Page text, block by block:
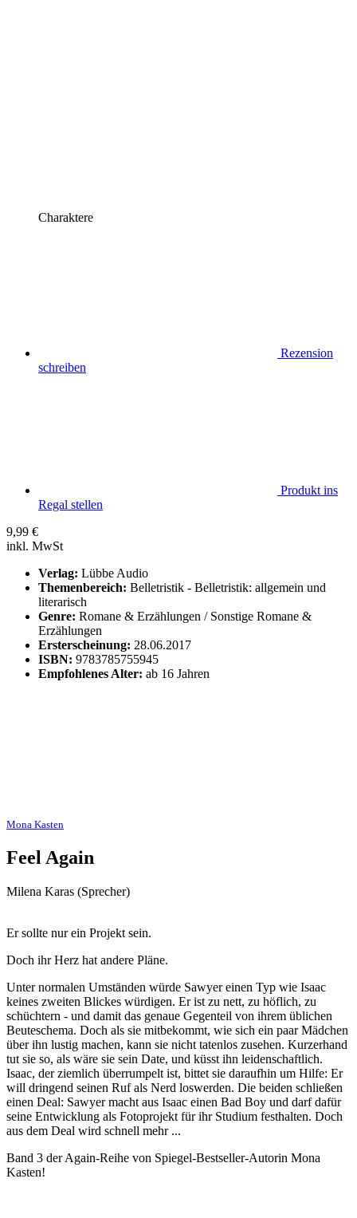
Charaktere
Rezension
schreiben
Produkt ins
Regal stellen
9,99 €
inkl. MwSt
Verlag: Lübbe Audio
Themenbereich: Belletristik - Belletristik: allgemein und
literarisch
Genre: Romane & Erzählungen / Sonstige Romane &
Erzählungen
Ersterscheinung: 28.06.2017
ISBN: 9783785755945
Empfohlenes Alter: ab 16 Jahren
Mona Kasten
Feel Again
Milena Karas (Sprecher)
Er sollte nur ein Projekt sein.
Doch ihr Herz hat andere Pläne.
Unter normalen Umständen würde Sawyer einen Typ wie Isaac
keines zweiten Blickes würdigen. Er ist zu nett, zu höflich, zu
schüchtern - und damit das genaue Gegenteil von ihrem üblichen
Beuteschema. Doch als sie mitbekommt, wie sich ein paar Mädchen
über ihn lustig machen, kann sie nicht tatenlos zusehen. Kurzerhand
tut sie so, als wäre sie sein Date, und küsst ihn leidenschaftlich.
Isaac, der ziemlich überrumpelt ist, bittet sie daraufhin um Hilfe: Er
will dringend seinen Ruf als Nerd loswerden. Die beiden schließen
einen Deal: Sawyer macht aus Isaac einen Bad Boy und darf dafür
seine Entwicklung als Fotoprojekt für ihr Studium festhalten. Doch
aus dem Deal wird schnell mehr ...
Band 3 der Again-Reihe von Spiegel-Bestseller-Autorin Mona
Kasten!